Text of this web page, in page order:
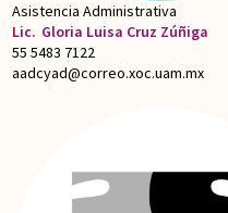
Asistencia Administrativa
Lic. Gloria Luisa Cruz Zúñiga
55 5483 7122
aadcyad@correo.xoc.uam.mx